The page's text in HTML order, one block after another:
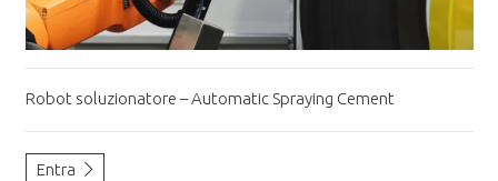
Robot soluzionatore – Automatic Spraying Cement
Entra